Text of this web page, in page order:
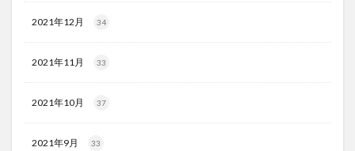
2021年12月 34
2021年11月 33
2021年10月 37
2021年9月 33